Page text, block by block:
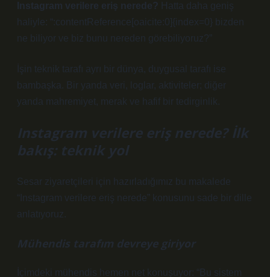
Instagram verilere eriş nerede? Hatta daha geniş
haliyle: “:contentReference[oaicite:0]{index=0} bizden
ne biliyor ve biz bunu nereden görebiliyoruz?”
İşin teknik tarafı ayrı bir dünya, duygusal tarafı ise
bambaşka. Bir yanda veri, loglar, aktiviteler; diğer
yanda mahremiyet, merak ve hafif bir tedirginlik.
Instagram verilere eriş nerede? İlk
bakış: teknik yol
Sesar ziyaretçileri için hazırladığımız bu makalede
“Instagram verilere eriş nerede” konusunu sade bir dille
anlatıyoruz.
Mühendis tarafım devreye giriyor
İçimdeki mühendis hemen net konuşuyor: “Bu sistem